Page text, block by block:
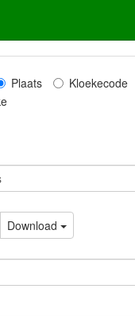
Plaats
Kloekecode
Download